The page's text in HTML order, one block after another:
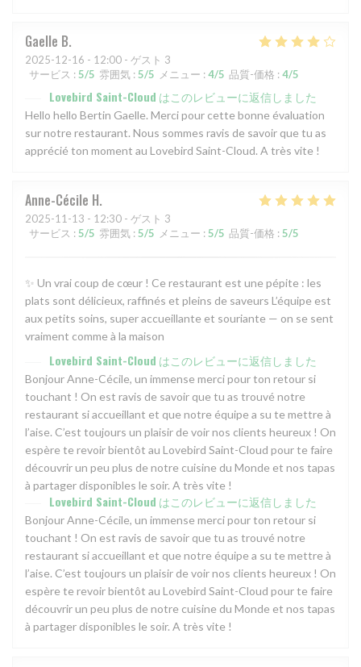
Gaelle B
2025-12-16 - 12:00 - ゲスト 3
サービス : 5/5 雰囲気 : 5/5 メニュー : 4/5 品質-価格 : 4/5
Lovebird Saint-Cloud はこのレビューに返信しました
Hello hello Bertin Gaelle. Merci pour cette bonne évaluation
sur notre restaurant. Nous sommes ravis de savoir que tu as
apprécié ton moment au Lovebird Saint-Cloud. A très vite !
Anne-Cécile H
2025-11-13 - 12:30 - ゲスト 3
サービス : 5/5 雰囲気 : 5/5 メニュー : 5/5 品質-価格 : 5/5
✨ Un vrai coup de cœur ! Ce restaurant est une pépite : les
plats sont délicieux, raffinés et pleins de saveurs L’équipe est
aux petits soins, super accueillante et souriante — on se sent
vraiment comme à la maison
Lovebird Saint-Cloud はこのレビューに返信しました
Bonjour Anne-Cécile, un immense merci pour ton retour si
touchant ! On est ravis de savoir que tu as trouvé notre
restaurant si accueillant et que notre équipe a su te mettre à
l’aise. C’est toujours un plaisir de voir nos clients heureux ! On
espère te revoir bientôt au Lovebird Saint-Cloud pour te faire
découvrir un peu plus de notre cuisine du Monde et nos tapas
à partager disponibles le soir. A très vite !
Lovebird Saint-Cloud はこのレビューに返信しました
Bonjour Anne-Cécile, un immense merci pour ton retour si
touchant ! On est ravis de savoir que tu as trouvé notre
restaurant si accueillant et que notre équipe a su te mettre à
l’aise. C’est toujours un plaisir de voir nos clients heureux ! On
espère te revoir bientôt au Lovebird Saint-Cloud pour te faire
découvrir un peu plus de notre cuisine du Monde et nos tapas
à partager disponibles le soir. A très vite !